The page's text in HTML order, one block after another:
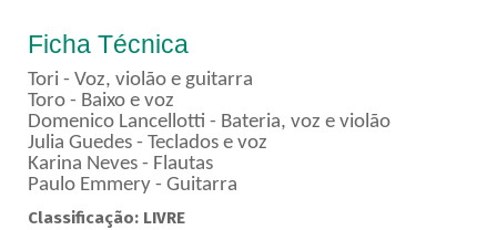
Ficha Técnica
Tori - Voz, violão e guitarra
Toro - Baixo e voz
Domenico Lancellotti - Bateria, voz e violão
Julia Guedes - Teclados e voz
Karina Neves - Flautas
Paulo Emmery - Guitarra
Classificação: LIVRE